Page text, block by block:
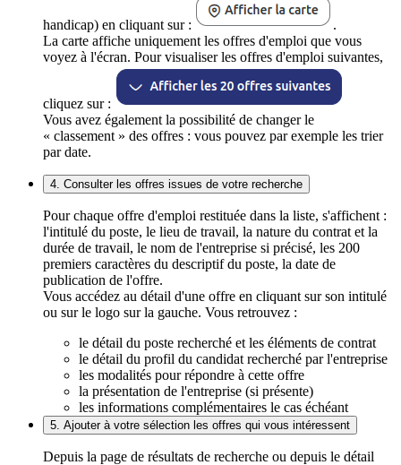
handicap) en cliquant sur :
.
La carte affiche uniquement les offres d'emploi que vous
voyez à l'écran. Pour visualiser les offres d'emploi suivantes,
cliquez sur :
Vous avez également la possibilité de changer le
« classement » des offres : vous pouvez par exemple les trier
par date.
4. Consulter les offres issues de votre recherche
Pour chaque offre d'emploi restituée dans la liste, s'affichent :
l'intitulé du poste, le lieu de travail, la nature du contrat et la
durée de travail, le nom de l'entreprise si précisé, les 200
premiers caractères du descriptif du poste, la date de
publication de l'offre.
Vous accédez au détail d'une offre en cliquant sur son intitulé
ou sur le logo sur la gauche. Vous retrouvez :
le détail du poste recherché et les éléments de contrat
le détail du profil du candidat recherché par l'entreprise
les modalités pour répondre à cette offre
la présentation de l'entreprise (si présente)
les informations complémentaires le cas échéant
5. Ajouter à votre sélection les offres qui vous intéressent
Depuis la page de résultats de recherche ou depuis le détail